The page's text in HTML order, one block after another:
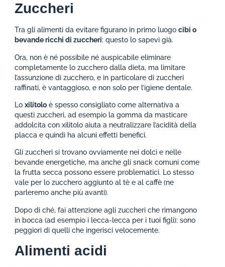
Zuccheri
Tra gli alimenti da evitare figurano in primo luogocibi o
bevande ricchi di zuccheri: questo lo sapevi già.
Ora, non è né possibile né auspicabile eliminare
completamente lo zucchero dalla dieta, ma limitare
l’assunzione di zucchero, e in particolare di zuccheri
raffinati, è vantaggioso, e non solo per l’igiene dentale.
Loxilitolo è spesso consigliato come alternativa a
questi zuccheri, ad esempio la gomma da masticare
addolcita con xilitolo aiuta a neutralizzare l’acidità della
placca e quindi ha alcuni effetti benefici.
Gli zuccheri si trovano ovviamente nei dolci e nelle
bevande energetiche, ma anche gli snack comuni come
la frutta secca possono essere problematici. Lo stesso
vale per lo zucchero aggiunto al tè e al caffè (ne
parleremo anche più avanti).
Dopo di ché, fai attenzione agli zuccheri che rimangono
in bocca (ad esempio i lecca-lecca per i tuoi figli): sono
peggiori di quelli che ingerisci velocemente.
Alimenti acidi